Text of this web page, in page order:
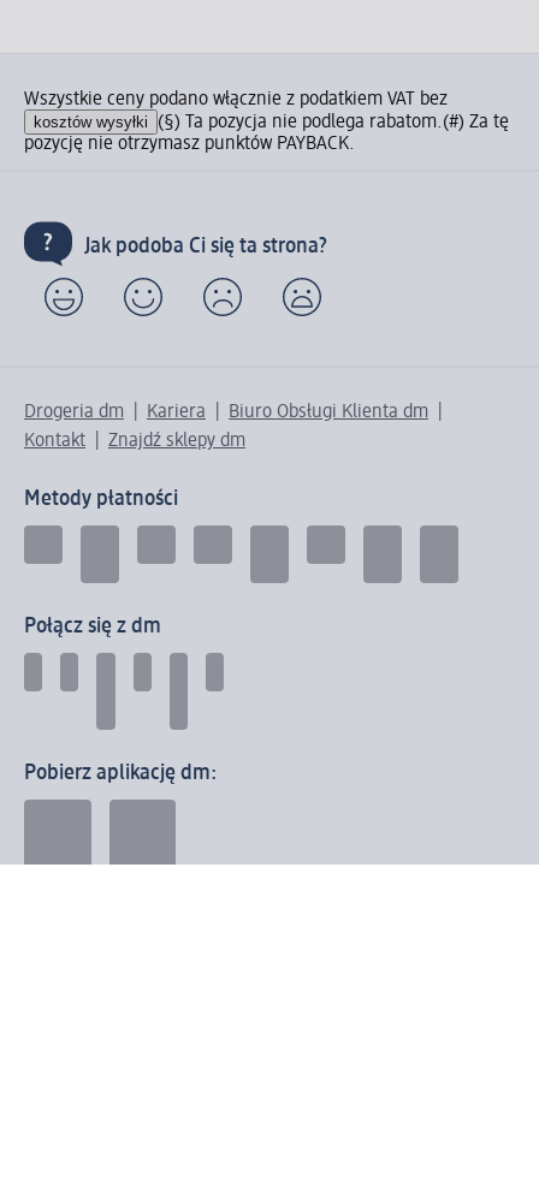
Wszystkie ceny podano włącznie z podatkiem VAT bez
kosztów wysyłki (§) Ta pozycja nie podlega rabatom.(#) Za tę
pozycję nie otrzymasz punktów PAYBACK.
Jak podoba Ci się ta strona?
Drogeria dm Kariera
Biuro Obsługi Klienta dm
Kontakt
Znajdź sklepy dm
Metody płatności
Połącz się z dm
Pobierz aplikację dm: